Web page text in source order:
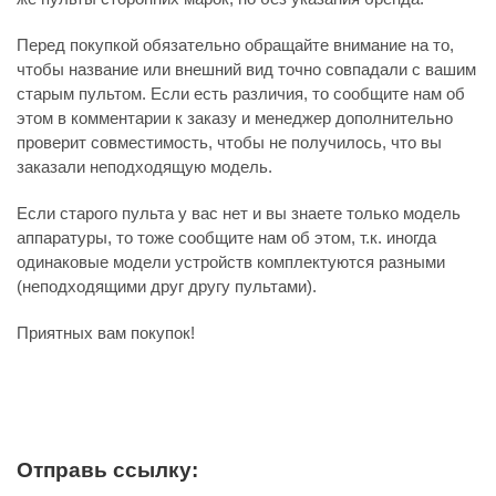
Перед покупкой обязательно обращайте внимание на то,
чтобы название или внешний вид точно совпадали с вашим
старым пультом. Если есть различия, то сообщите нам об
этом в комментарии к заказу и менеджер дополнительно
проверит совместимость, чтобы не получилось, что вы
заказали неподходящую модель.
Если старого пульта у вас нет и вы знаете только модель
аппаратуры, то тоже сообщите нам об этом, т.к. иногда
одинаковые модели устройств комплектуются разными
(неподходящими друг другу пультами).
Приятных вам покупок!
Отправь ссылку: